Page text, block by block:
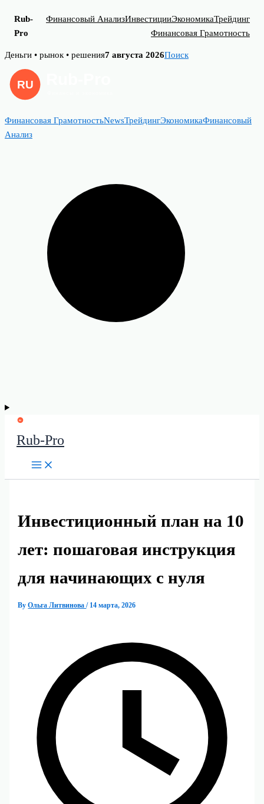
Rub-
Pro
Финансовый АнализИнвестицииЭкономикаТрейдинг
Финансовая Грамотность
Skip
content
Деньги • рынок • решения7 августа 2026Поиск
Финансовая ГрамотностьNewsТрейдингЭкономикаФинансовый
Анализ
Rub-Pro
Инвестиционный план на 10
лет: пошаговая инструкция
для начинающих с нуля
ByОльга Литвинова/ 14 марта, 2026